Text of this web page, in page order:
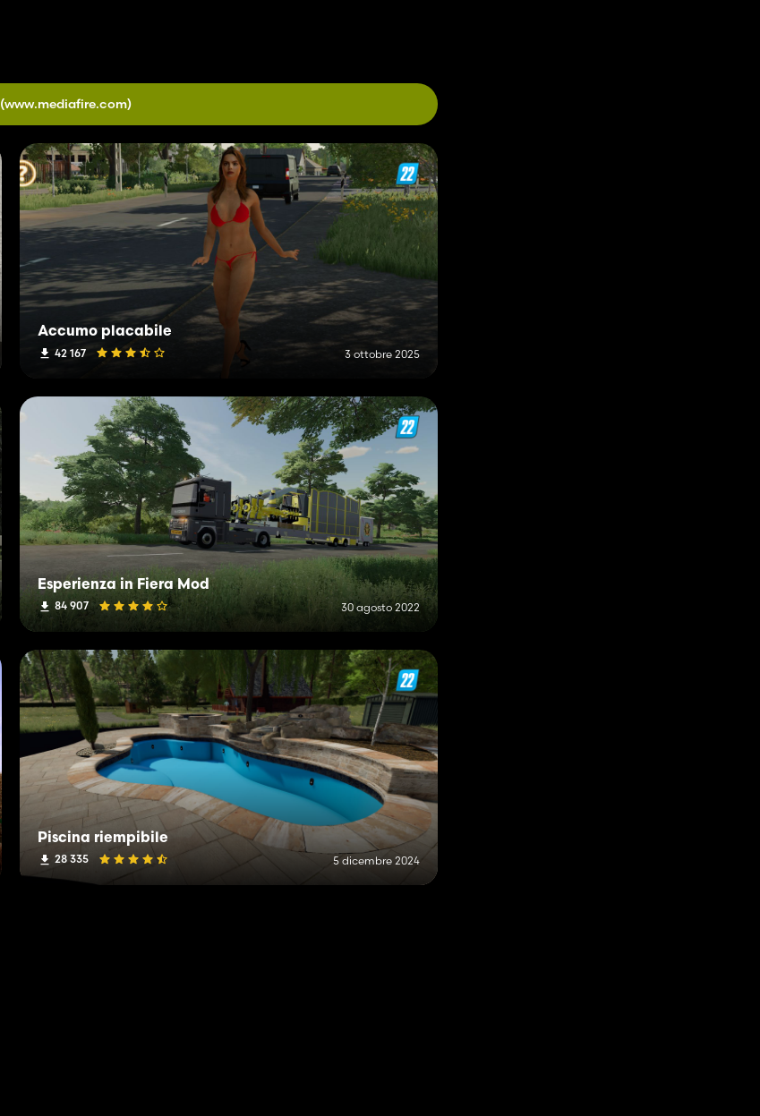
(www.mediafire.com)
Accumo placabile
42 167 3 ottobre 2025
Esperienza in Fiera Mod
84 907 30 agosto 2022
Piscina riempibile
28 335 5 dicembre 2024